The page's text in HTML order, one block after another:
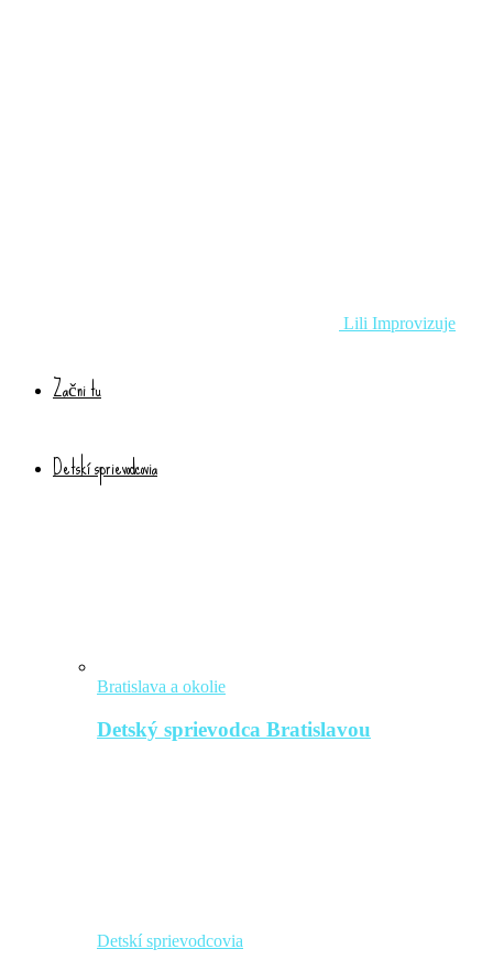
Lili Improvizuje
Začni tu
Detskí sprievodcovia
Bratislava a okolie
Detský sprievodca Bratislavou
Detskí sprievodcovia